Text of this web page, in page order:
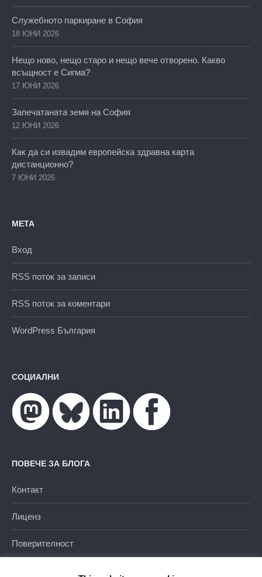
Служебното паркиране в София
18 ЮНИ 2026
Нещо ново, нещо старо и нещо вече отворено. Какво
всъщност е Сигма?
17 ЮНИ 2026
Запечатаната земя на София
12 ЮНИ 2026
Как да си извадим европейска здравна карта
дистанционно?
7 ЮНИ 2026
МЕТА
Вход
RSS поток за записи
RSS поток за коментари
WordPress България
СОЦИАЛНИ
ПОВЕЧЕ ЗА БЛОГА
Контакт
Лиценз
Поверителност